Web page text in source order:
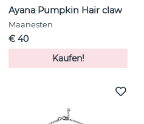
Ayana Pumpkin Hair claw
Maanesten
€ 40
Kaufen!